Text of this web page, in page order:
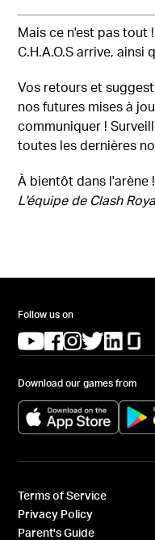
Mais ce n'est pas tout
C.H.A.O.S arrive,
Vos retours et
nos futures mises à
communiquer !
toutes les dernières
À bientôt dans l'arène !
L'équipe de Clash
Follow us on
(opens in a new tab)
(opens in a new tab)
(opens in a
(opens in
Download our games from
Terms of Service
Privacy Policy
Parent's Guide